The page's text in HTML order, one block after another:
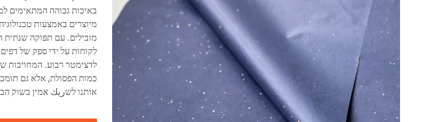
באיכות גבוהה המתאימים
מיוצרים באמצעות
לדצימטר רבוע. המחויבות
כמות הפסולת, אלא גם
אותנו לשريك אמין בשוק